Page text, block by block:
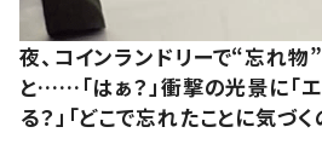
夜、コインランドリーで“忘れ物
と……「はぁ？」衝撃の光景に「エ
る？」「どこで忘れたことに気づく